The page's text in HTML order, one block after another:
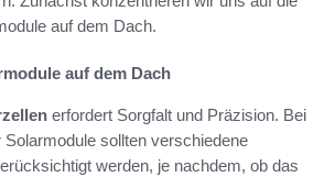
auf dem Dach.
auf dem Dach
erfordert Sorgfalt und Präzision. Bei
sollten verschiedene
werden, je nachdem, ob das